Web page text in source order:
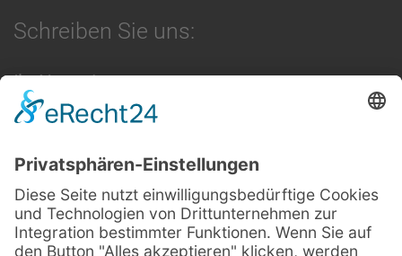
Schreiben Sie uns:
Ihr Name:*
E-Mail:*